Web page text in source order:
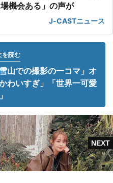
機会ある」の声が
J-CASTニュース
を読む
山での撮影の一コマ」オ
わいすぎ」「世界一可愛